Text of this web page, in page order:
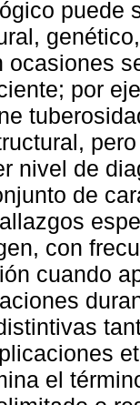
puede
ocasiones
por
nivel de
de
con
cuando
el